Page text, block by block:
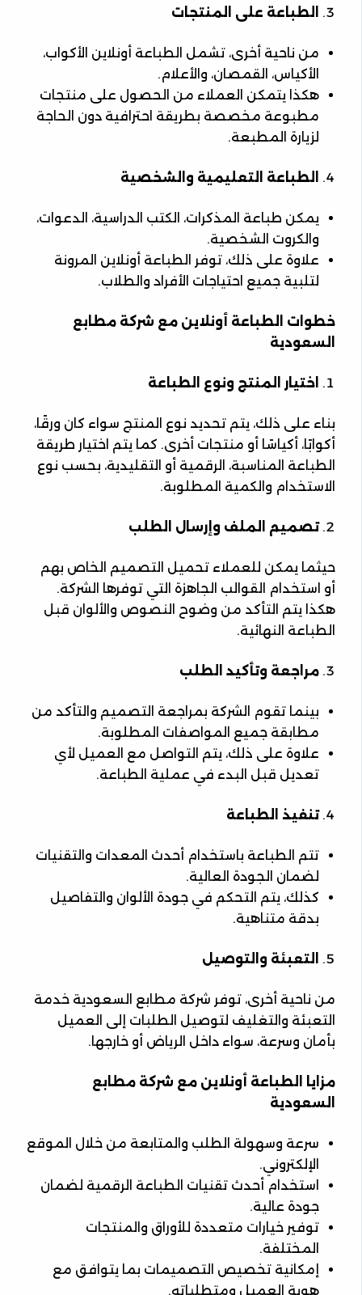
الطباعة على المنتجات
من ناحية أخرى، تشمل الطباعة أونلاين الأكواب،
الأكياس، القمصان، والأعلام.
هكذا يتمكن العملاء من الحصول على منتجات
مطبوعة مخصصة بطريقة احترافية دون الحاجة
لزيارة المطبعة.
الطباعة التعليمية والشخصية
يمكن طباعة المذكرات، الكتب الدراسية، الدعوات،
والكروت الشخصية.
علاوة على ذلك، توفر الطباعة أونلاين المرونة
لتلبية جميع احتياجات الأفراد والطلاب.
خطوات الطباعة أونلاين مع شركة مطابع
السعودية
اختيار المنتج ونوع الطباعة
بناء على ذلك، يتم تحديد نوع المنتج سواء كان ورقًا،
أكوابًا، أكياسًا أو منتجات أخرى. كما يتم اختيار طريقة
الطباعة المناسبة، الرقمية أو التقليدية، بحسب نوع
الاستخدام والكمية المطلوبة.
تصميم الملف وإرسال الطلب
حيثما يمكن للعملاء تحميل التصميم الخاص بهم
أو استخدام القوالب الجاهزة التي توفرها الشركة.
هكذا يتم التأكد من وضوح النصوص والألوان قبل
الطباعة النهائية.
مراجعة وتأكيد الطلب
بينما تقوم الشركة بمراجعة التصميم والتأكد من
مطابقة جميع المواصفات المطلوبة.
علاوة على ذلك، يتم التواصل مع العميل لأي
تعديل قبل البدء في عملية الطباعة.
تنفيذ الطباعة
تتم الطباعة باستخدام أحدث المعدات والتقنيات
لضمان الجودة العالية.
كذلك، يتم التحكم في جودة الألوان والتفاصيل
بدقة متناهية.
التعبئة والتوصيل
من ناحية أخرى، توفر شركة مطابع السعودية خدمة
التعبئة والتغليف لتوصيل الطلبات إلى العميل
بأمان وسرعة، سواء داخل الرياض أو خارجها.
مزايا الطباعة أونلاين مع شركة مطابع
السعودية
سرعة وسهولة الطلب والمتابعة من خلال الموقع
الإلكتروني.
استخدام أحدث تقنيات الطباعة الرقمية لضمان
جودة عالية.
توفير خيارات متعددة للأوراق والمنتجات
المختلفة.
إمكانية تخصيص التصميمات بما يتوافق مع
هوية العميل ومتطلباته.